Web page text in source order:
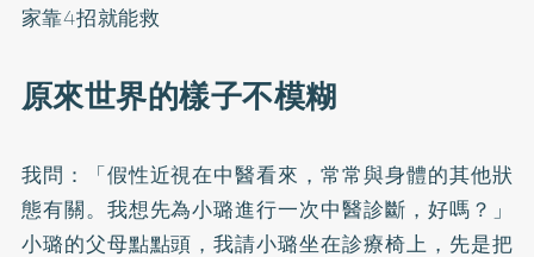
家靠4招就能救
原來世界的樣子不模糊
我問：「假性近視在中醫看來，常常與身體的其他狀
態有關。我想先為小璐進行一次中醫診斷，好嗎？」
小璐的父母點點頭，我請小璐坐在診療椅上，先是把